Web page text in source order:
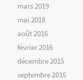
mars 2019
mai 2018
août 2016
février 2016
décembre 2015
septembre 2015